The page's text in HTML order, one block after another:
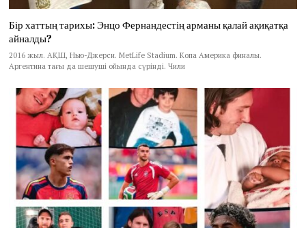
Бір хаттың тарихы: Энцо Фернандестің арманы қалай ақиқатқа
айналды?
2016 жыл. АҚШ, Нью-Джерси. MetLife Stadium. Копа Америка финалы.
Аргентина тағы да шешуші ойында сүрінді. Чили